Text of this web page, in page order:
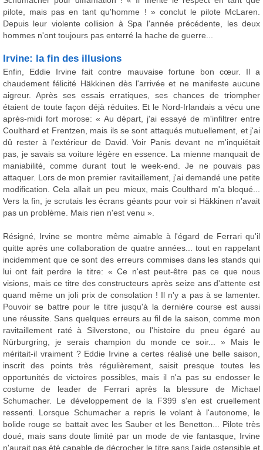
pilote, mais pas en tant qu'homme ! » conclut le pilote McLaren.
Depuis leur violente collision à Spa l'année précédente, les deux
hommes n'ont toujours pas enterré la hache de guerre...
Irvine: la fin des illusions
Enfin, Eddie Irvine fait contre mauvaise fortune bon cœur. Il a
chaudement félicité Häkkinen dès l'arrivée et ne manifeste aucune
aigreur. Après ses essais erratiques, ses chances de triompher
étaient de toute façon déjà réduites. Et le Nord-Irlandais a vécu une
après-midi fort morose: « Au départ, j'ai essayé de m'infiltrer entre
Coulthard et Frentzen, mais ils se sont attaqués mutuellement, et j'ai
dû rester à l'extérieur de David. Voir Panis devant ne m'inquiétait
pas, je savais sa voiture légère en essence. La mienne manquait de
maniabilité, comme durant tout le week-end. Je ne pouvais pas
attaquer. Lors de mon premier ravitaillement, j'ai demandé une petite
modification. Cela allait un peu mieux, mais Coulthard m'a bloqué...
Vers la fin, je scrutais les écrans géants pour voir si Häkkinen n'avait
pas un problème. Mais rien n'est venu ».
Résigné, Irvine se montre même aimable à l'égard de Ferrari qu'il
quitte après une collaboration de quatre années... tout en rappelant
incidemment que ce sont des erreurs commises dans les stands qui
lui ont fait perdre le titre: « Ce n'est peut-être pas ce que nous
visions, mais ce titre des constructeurs après seize ans d'attente est
quand même un joli prix de consolation ! Il n'y a pas à se lamenter.
Pouvoir se battre pour le titre jusqu'à la dernière course est aussi
une réussite. Sans quelques erreurs au fil de la saison, comme mon
ravitaillement raté à Silverstone, ou l'histoire du pneu égaré au
Nürburgring, je serais champion du monde ce soir... » Mais le
méritait-il vraiment ? Eddie Irvine a certes réalisé une belle saison,
inscrit des points très régulièrement, saisit presque toutes les
opportunités de victoires possibles, mais il n'a pas su endosser le
costume de leader de Ferrari après la blessure de Michael
Schumacher. Le développement de la F399 s'en est cruellement
ressenti. Lorsque Schumacher a repris le volant à l'autonome, le
bolide rouge se battait avec les Sauber et les Benetton... Pilote très
doué, mais sans doute limité par un mode de vie fantasque, Irvine
n'aurait pas été capable de décrocher le titre sans l'aide ostensible et